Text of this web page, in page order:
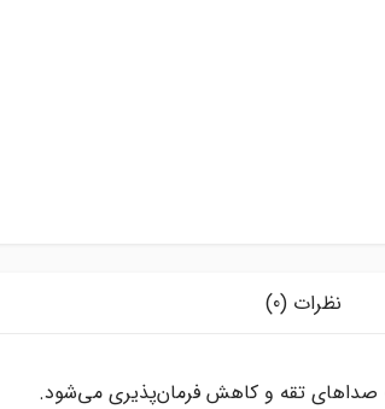
نظرات (0)
صداهای تقه و کاهش فرمان‌پذیری می‌شود.